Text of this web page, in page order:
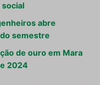
abre
semestre
de ouro em Mara
2024